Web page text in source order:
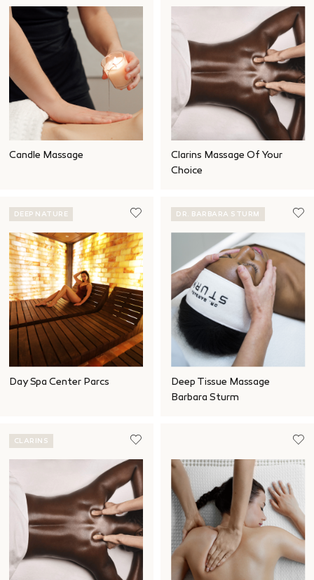
Candle Massage
Clarins Massage Of Your
Choice
DEEP NATURE
Day Spa Center Parcs
DR. BARBARA STURM
Deep Tissue Massage
Barbara Sturm
CLARINS